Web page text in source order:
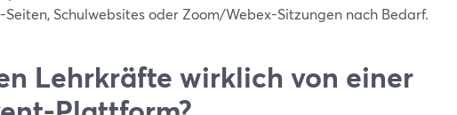
Schulwebsites oder Zoom/Webex-Sitzungen nach Bedarf.
Lehrkräfte wirklich von einer